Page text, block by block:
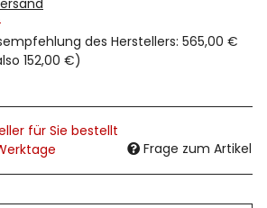
des Herstellers: 565,00 €
152,00 €)
für Sie bestellt
Frage zum Artikel